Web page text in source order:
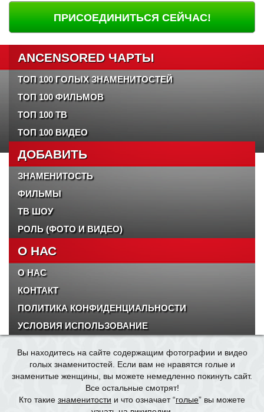
ПРИСОЕДИНИТЬСЯ СЕЙЧАС!
ANCENSORED ЧАРТЫ
ТОП 100 ГОЛЫХ ЗНАМЕНИТОСТЕЙ
ТОП 100 ФИЛЬМОВ
ТОП 100 ТВ
ТОП 100 ВИДЕО
ДОБАВИТЬ
ЗНАМЕНИТОСТЬ
ФИЛЬМЫ
ТВ ШОУ
РОЛЬ (ФОТО И ВИДЕО)
О НАС
О НАС
КОНТАКТ
ПОЛИТИКА КОНФИДЕНЦИАЛЬНОСТИ
УСЛОВИЯ ИСПОЛЬЗОВАНИЕ
Вы находитесь на сайте содержащим фотографии и видео
голых знаменитостей. Если вам не нравятся голые и
знаменитые женщины, вы можете немедленно покинуть сайт.
Все остальные смотрят!
Кто такие знаменитости и что означает “голые” вы можете